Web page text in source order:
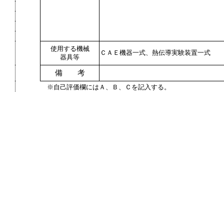
使用する機械
器具等
ＣＡＥ機器一式、熱伝導実験装置一式
備 考
※自己評価欄にはＡ、Ｂ、Ｃを記入する。